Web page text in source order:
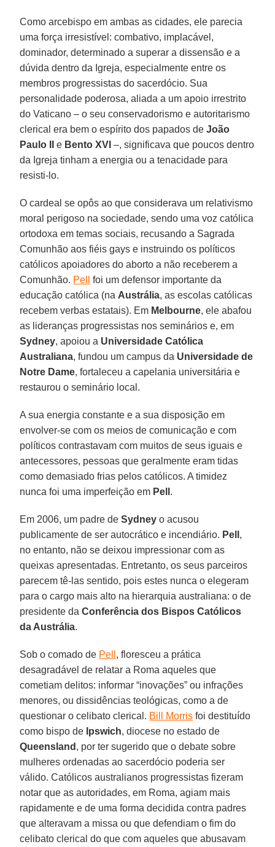
Como arcebispo em ambas as cidades, ele parecia
uma força irresistível: combativo, implacável,
dominador, determinado a superar a dissensão e a
dúvida dentro da Igreja, especialmente entre os
membros progressistas do sacerdócio. Sua
personalidade poderosa, aliada a um apoio irrestrito
do Vaticano – o seu conservadorismo e autoritarismo
clerical era bem o espírito dos papados deJoão
Paulo II
e Bento XVI –, significava que poucos dentro
da Igreja tinham a energia ou a tenacidade para
resisti-lo.
O cardeal se opôs ao que considerava um relativismo
moral perigoso na sociedade, sendo uma voz católica
ortodoxa em temas sociais, recusando a Sagrada
Comunhão aos fiéis gays e instruindo os políticos
católicos apoiadores do aborto a não receberem a
Comunhão. Pell
foi um defensor importante da
educação católica (na Austrália, as escolas católicas
recebem verbas estatais). Em Melbourne, ele abafou
as lideranças progressistas nos seminários e, em
Sydney, apoiou a Universidade Católica
Australiana, fundou um campus da Universidade de
Notre Dame, fortaleceu a capelania universitária e
restaurou o seminário local.
A sua energia constante e a sua disposição em
envolver-se com os meios de comunicação e com
políticos contrastavam com muitos de seus iguais e
antecessores, pessoas que geralmente eram tidas
como demasiado frias pelos católicos. A timidez
nunca foi uma imperfeição em Pell .
Em 2006, um padre deSydney o acusou
publicamente de ser autocrático e incendiário. Pell ,
no entanto, não se deixou impressionar com as
queixas apresentadas. Entretanto, os seus parceiros
parecem tê-las sentido, pois estes nunca o elegeram
para o cargo mais alto na hierarquia australiana: o de
presidente daConferência dos Bispos Católicos
da Austrália.
Sob o comado de Pell , floresceu a prática
desagradável de relatar a Roma aqueles que
cometiam delitos: informar “inovações” ou infrações
menores, ou dissidências teológicas, como a de
questionar o celibato clerical. Bill Morris foi destituído
como bispo de Ipswich, diocese no estado de
Queensland , por ter sugerido que o debate sobre
mulheres ordenadas ao sacerdócio poderia ser
válido. Católicos australianos progressistas fizeram
notar que as autoridades, em Roma, agiam mais
rapidamente e de uma forma decidida contra padres
que alteravam a missa ou que defendiam o fim do
celibato clerical do que com aqueles que abusavam